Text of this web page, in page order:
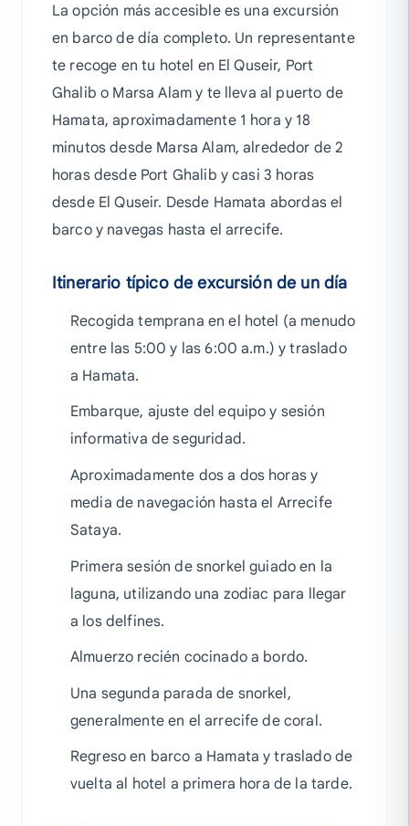
La opción más accesible es una excursión
en barco de día completo. Un representante
te recoge en tu hotel en El Quseir, Port
Ghalib o Marsa Alam y te lleva al puerto de
Hamata, aproximadamente 1 hora y 18
minutos desde Marsa Alam, alrededor de 2
horas desde Port Ghalib y casi 3 horas
desde El Quseir. Desde Hamata abordas el
barco y navegas hasta el arrecife.
Itinerario típico de excursión de un día
Recogida temprana en el hotel (a menudo
entre las 5:00 y las 6:00 a.m.) y traslado
a Hamata.
Embarque, ajuste del equipo y sesión
informativa de seguridad.
Aproximadamente dos a dos horas y
media de navegación hasta el Arrecife
Sataya.
Primera sesión de snorkel guiado en la
laguna, utilizando una zodiac para llegar
a los delfines.
Almuerzo recién cocinado a bordo.
Una segunda parada de snorkel,
generalmente en el arrecife de coral.
Regreso en barco a Hamata y traslado de
vuelta al hotel a primera hora de la tarde.